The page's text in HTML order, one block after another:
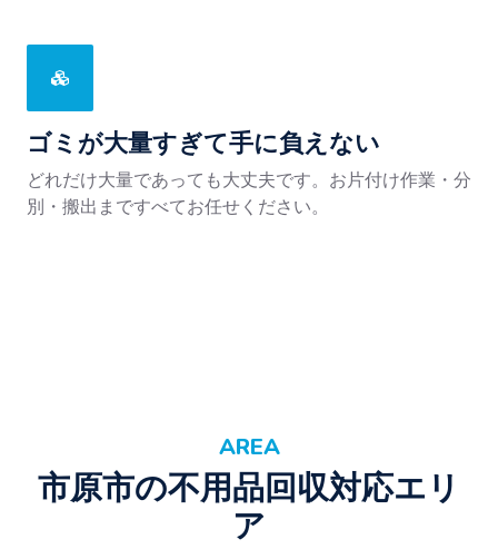
ゴミが大量すぎて手に負えない
どれだけ大量であっても大丈夫です。お片付け作業・分
別・搬出まですべてお任せください。
AREA
市原市の不用品回収対応エリ
ア